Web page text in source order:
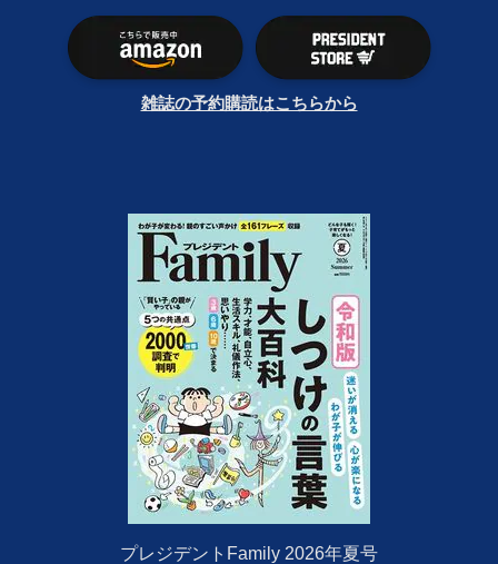
雑誌の予約購読はこちらから
プレジデントFamily 2026年夏号